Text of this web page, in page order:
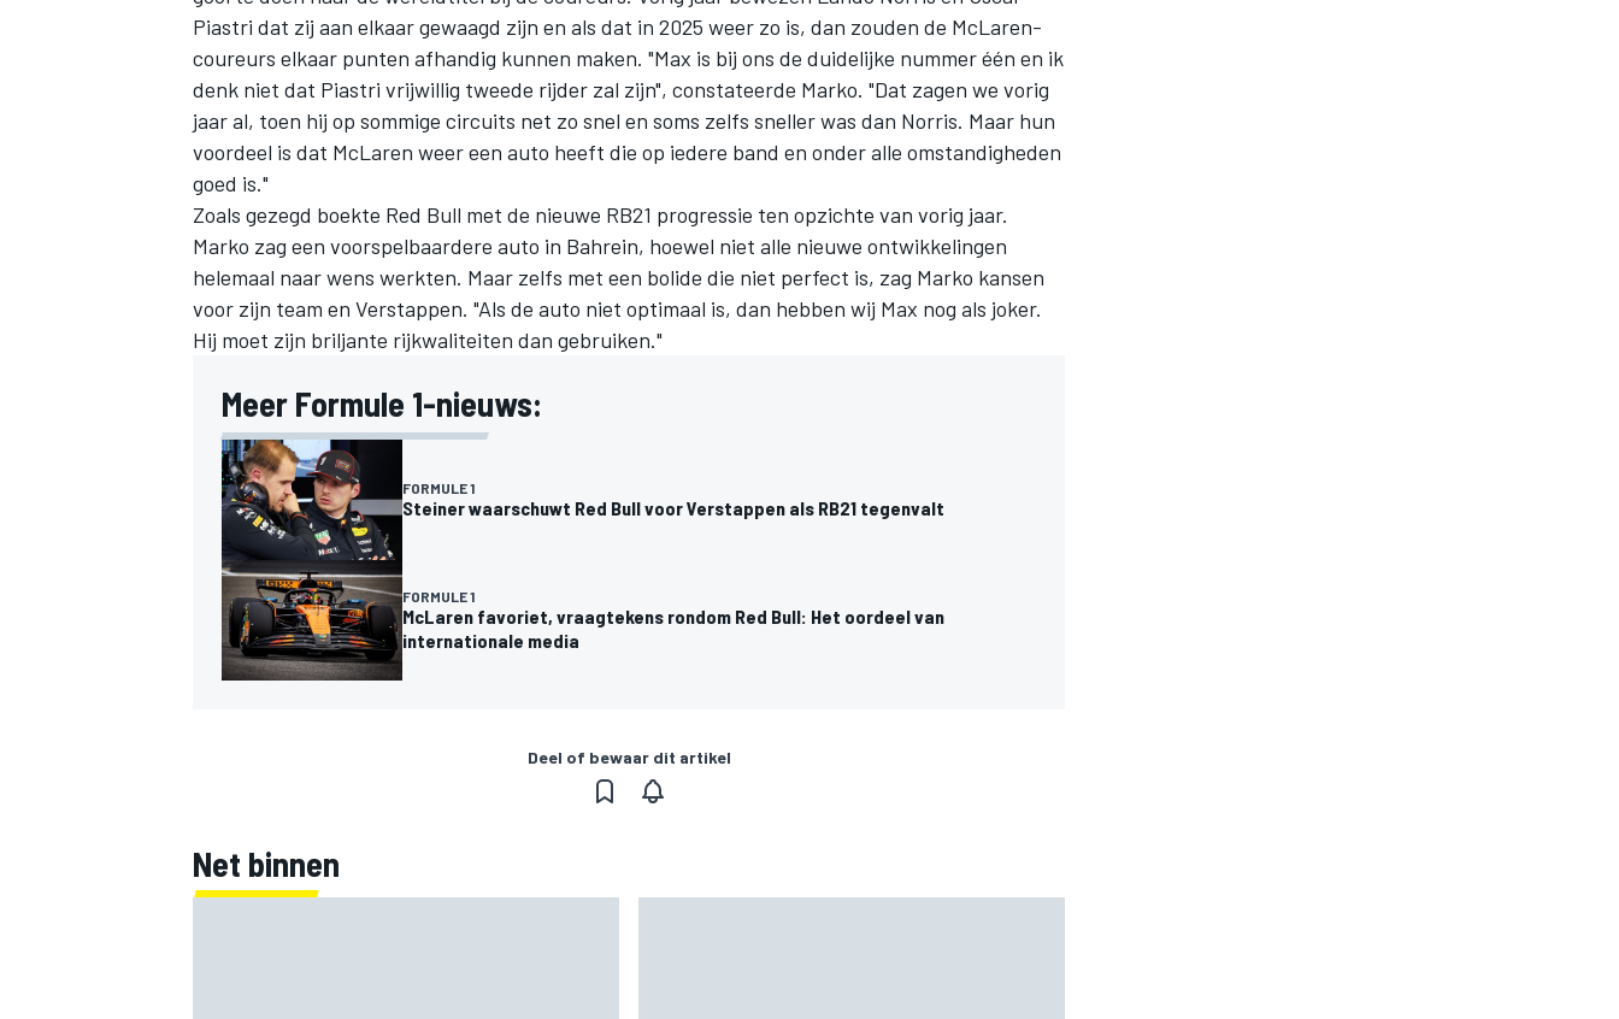
Piastri dat zij aan elkaar gewaagd zijn en als dat in 2025 weer zo is, dan zouden de McLaren-
coureurs elkaar punten afhandig kunnen maken. "Max is bij ons de duidelijke nummer één en ik
denk niet dat Piastri vrijwillig tweede rijder zal zijn", constateerde Marko. "Dat zagen we vorig
jaar al, toen hij op sommige circuits net zo snel en soms zelfs sneller was dan Norris. Maar hun
voordeel is dat McLaren weer een auto heeft die op iedere band en onder alle omstandigheden
goed is."
Zoals gezegd boekte Red Bull met de nieuwe RB21 progressie ten opzichte van vorig jaar.
Marko zag een voorspelbaardere auto in Bahrein, hoewel niet alle nieuwe ontwikkelingen
helemaal naar wens werkten. Maar zelfs met een bolide die niet perfect is, zag Marko kansen
voor zijn team en Verstappen. "Als de auto niet optimaal is, dan hebben wij Max nog als joker.
Hij moet zijn briljante rijkwaliteiten dan gebruiken."
Meer Formule 1-nieuws:
FORMULE 1
Steiner waarschuwt Red Bull voor Verstappen als RB21 tegenvalt
FORMULE 1
McLaren favoriet, vraagtekens rondom Red Bull: Het oordeel van
internationale media
Deel of bewaar dit artikel
Net binnen